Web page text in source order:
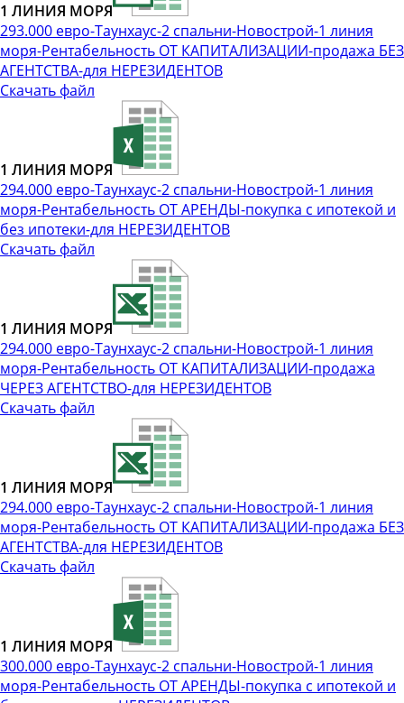
1 ЛИНИЯ МОРЯ
293.000 евро-Таунхаус-2 спальни-Новострой-1 линия
моря-Рентабельность ОТ КАПИТАЛИЗАЦИИ-продажа БЕЗ
АГЕНТСТВА-для НЕРЕЗИДЕНТОВ
Скачать файл
1 ЛИНИЯ МОРЯ
294.000 евро-Таунхаус-2 спальни-Новострой-1 линия
моря-Рентабельность ОТ АРЕНДЫ-покупка с ипотекой и
без ипотеки-для НЕРЕЗИДЕНТОВ
Скачать файл
1 ЛИНИЯ МОРЯ
294.000 евро-Таунхаус-2 спальни-Новострой-1 линия
моря-Рентабельность ОТ КАПИТАЛИЗАЦИИ-продажа
ЧЕРЕЗ АГЕНТСТВО-для НЕРЕЗИДЕНТОВ
Скачать файл
1 ЛИНИЯ МОРЯ
294.000 евро-Таунхаус-2 спальни-Новострой-1 линия
моря-Рентабельность ОТ КАПИТАЛИЗАЦИИ-продажа БЕЗ
АГЕНТСТВА-для НЕРЕЗИДЕНТОВ
Скачать файл
1 ЛИНИЯ МОРЯ
300.000 евро-Таунхаус-2 спальни-Новострой-1 линия
моря-Рентабельность ОТ АРЕНДЫ-покупка с ипотекой и